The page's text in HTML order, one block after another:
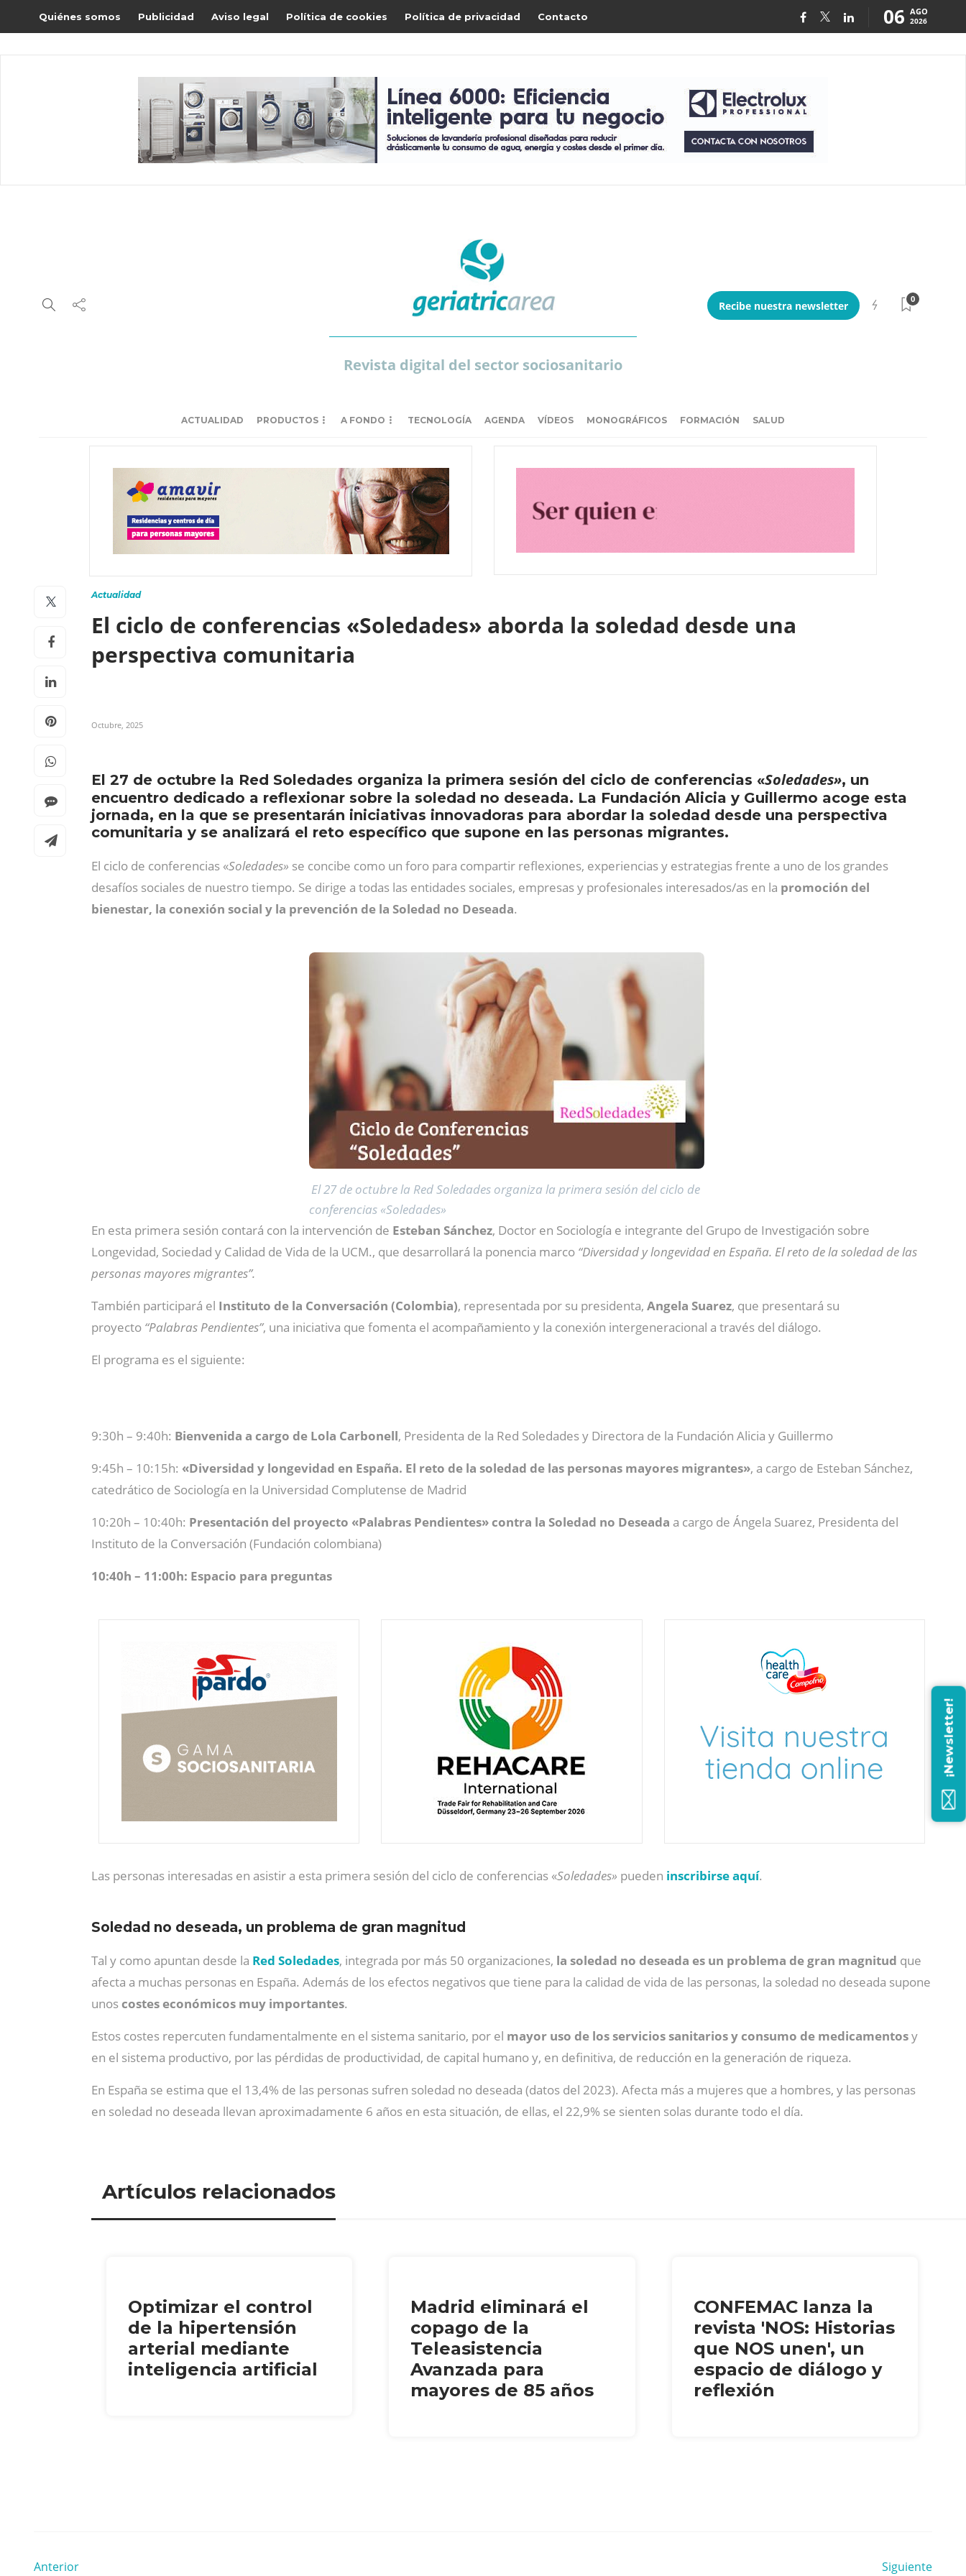
Quiénes somos Publicidad Aviso legal Política de cookies Política de privacidad Contacto 06 AGO
2026
Revista digital del sector sociosanitario
Recibe nuestra newsletter
0
ACTUALIDAD PRODUCTOS A FONDO TECNOLOGÍA AGENDA VÍDEOS MONOGRÁFICOS FORMACIÓN SALUD
Actualidad
El ciclo de conferencias «Soledades» aborda la soledad desde una
perspectiva comunitaria
Octubre, 2025
El 27 de octubre la Red Soledades organiza la primera sesión del ciclo de conferencias «Soledades», un
encuentro dedicado a reflexionar sobre la soledad no deseada. La Fundación Alicia y Guillermo acoge esta
jornada, en la que se presentarán iniciativas innovadoras para abordar la soledad desde una perspectiva
comunitaria y se analizará el reto específico que supone en las personas migrantes.
El ciclo de conferencias «Soledades» se concibe como un foro para compartir reflexiones, experiencias y estrategias frente a uno de los grandes
desafíos sociales de nuestro tiempo. Se dirige a todas las entidades sociales, empresas y profesionales interesados/as en la promoción del
bienestar, la conexión social y la prevención de la Soledad no Deseada.
El 27 de octubre la Red Soledades organiza la primera sesión del ciclo de
conferencias «Soledades»
En esta primera sesión contará con la intervención de Esteban Sánchez, Doctor en Sociología e integrante del Grupo de Investigación sobre
Longevidad, Sociedad y Calidad de Vida de la UCM., que desarrollará la ponencia marco “Diversidad y longevidad en España. El reto de la soledad de las
personas mayores migrantes”.
También participará el Instituto de la Conversación (Colombia), representada por su presidenta, Angela Suarez, que presentará su
proyecto “Palabras Pendientes”, una iniciativa que fomenta el acompañamiento y la conexión intergeneracional a través del diálogo.
El programa es el siguiente:
9:30h – 9:40h: Bienvenida a cargo de Lola Carbonell, Presidenta de la Red Soledades y Directora de la Fundación Alicia y Guillermo
9:45h – 10:15h: «Diversidad y longevidad en España. El reto de la soledad de las personas mayores migrantes», a cargo de Esteban Sánchez,
catedrático de Sociología en la Universidad Complutense de Madrid
10:20h – 10:40h: Presentación del proyecto «Palabras Pendientes» contra la Soledad no Deseada a cargo de Ángela Suarez, Presidenta del
Instituto de la Conversación (Fundación colombiana)
10:40h – 11:00h: Espacio para preguntas
Las personas interesadas en asistir a esta primera sesión del ciclo de conferencias «Soledades» pueden inscribirse aquí.
Soledad no deseada, un problema de gran magnitud
Tal y como apuntan desde la Red Soledades, integrada por más 50 organizaciones, la soledad no deseada es un problema de gran magnitud que
afecta a muchas personas en España. Además de los efectos negativos que tiene para la calidad de vida de las personas, la soledad no deseada supone
unoscostes económicos muy importantes.
Estos costes repercuten fundamentalmente en el sistema sanitario, por el mayor uso de los servicios sanitarios y consumo de medicamentosy
en el sistema productivo, por las pérdidas de productividad, de capital humano y, en definitiva, de reducción en la generación de riqueza.
En España se estima que el 13,4% de las personas sufren soledad no deseada (datos del 2023). Afecta más a mujeres que a hombres, y las personas
en soledad no deseada llevan aproximadamente 6 años en esta situación, de ellas, el 22,9% se sienten solas durante todo el día.
Artículos relacionados
Optimizar el control
de la hipertensión
arterial mediante
inteligencia artificial
Madrid eliminará el
copago de la
Teleasistencia
Avanzada para
mayores de 85 años
CONFEMAC lanza la
revista 'NOS: Historias
que NOS unen', un
espacio de diálogo y
reflexión
Anterior Siguiente
¡Newsletter!